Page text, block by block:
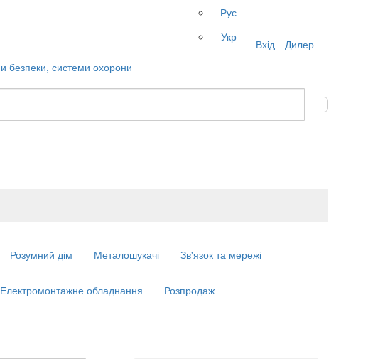
Рус
Укр
Вхід Дилер
Розумний дім Металошукачі Зв'язок та мережі
Електромонтажне обладнання Розпродаж